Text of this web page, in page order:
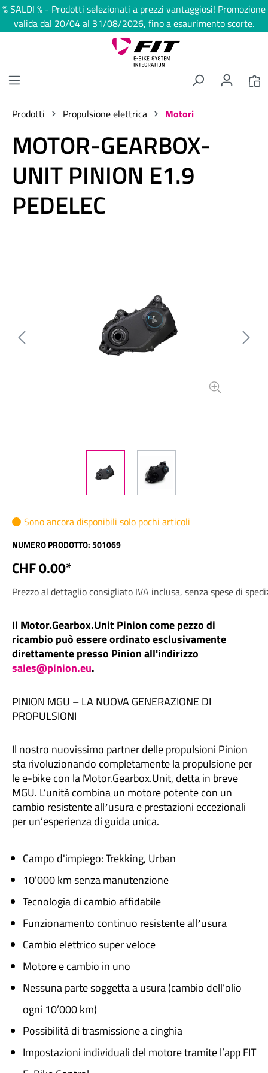
principale
% SALDI % - Prodotti selezionati a prezzi vantaggiosi! Promozione
valida dal 20/04 al 31/08/2026, fino a esaurimento scorte.
Prodotti Propulsione elettrica Motori
MOTOR-GEARBOX-
UNIT PINION E1.9
PEDELEC
Sono ancora disponibili solo pochi articoli
NUMERO PRODOTTO:501069
CHF 0.00*
Prezzo al dettaglio consigliato IVA inclusa, senza spese di
Il Motor.Gearbox.Unit Pinion come pezzo di
ricambio può essere ordinato esclusivamente
direttamente presso Pinion all'indirizzo
sales@pinion.eu.
PINION MGU – LA NUOVA GENERAZIONE DI
PROPULSIONI
Il nostro nuovissimo partner delle propulsioni Pinion
sta rivoluzionando completamente la propulsione per
le e-bike con la Motor.Gearbox.Unit, detta in breve
MGU. L’unità combina un motore potente con un
cambio resistente allʼusura e prestazioni eccezionali
per un’esperienza di guida unica.
Campo d'impiego: Trekking, Urban
10'000 km senza manutenzione
Tecnologia di cambio affidabile
Funzionamento continuo resistente allʼusura
Cambio elettrico super veloce
Motore e cambio in uno
Nessuna parte soggetta a usura (cambio dell’olio
ogni 10’000 km)
Possibilità di trasmissione a cinghia
Impostazioni individuali del motore tramite l’app FIT